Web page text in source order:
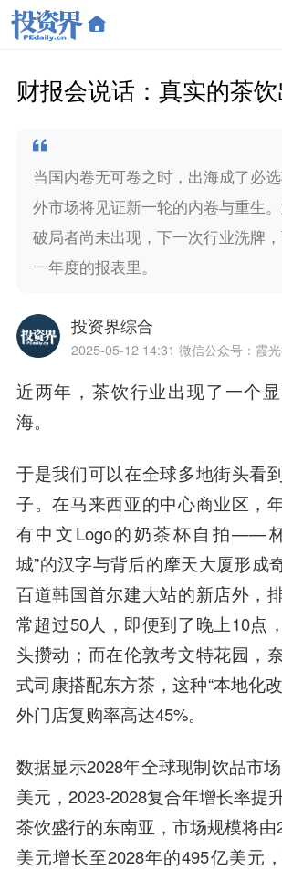
财报会说话：真实的茶
当国内卷无可卷之时，出海成了必
外市场将见证新一轮的内卷与重生
破局者尚未出现，下一次行业洗牌
一年度的报表里。
投资界综合
2025-05-12 14:31 微信公众号：霞
近两年，茶饮行业出现了一个
海。
于是我们可以在全球多地街头看
子。在马来西亚的中心商业区，
有中文Logo的奶茶杯自拍——
城”的汉字与背后的摩天大厦形成
百道韩国首尔建大站的新店外，
常超过50人，即便到了晚上10点
头攒动；而在伦敦考文特花园，
式司康搭配东方茶，这种“本地化
外门店复购率高达45%。
数据显示2028年全球现制饮品市
美元，2023-2028复合年增长率提
茶饮盛行的东南亚，市场规模将由
美元增长至2028年的495亿美元